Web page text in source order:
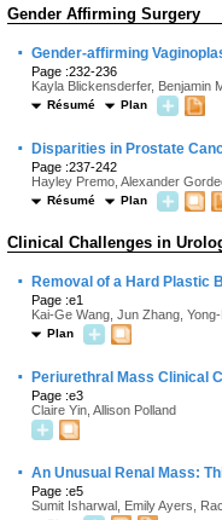
Gender Affirming Surgery
· Gender-affirming
Page :232-236
Kayla Blickensderfer, Benjamin
Résumé Plan
· Disparities in Prostate
Page :237-242
Hayley Premo, Alexander
Résumé Plan
Clinical Challenges in
· Removal of a Hard Plastic
Page :e1
Kai-Ge Wang, Jun Zhang,
Plan
· Periurethral Mass Clinical
Page :e3
Claire Yin, Allison Polland
· An Unusual Renal Mass:
Page :e5
Sumit Isharwal, Emily Ayers,